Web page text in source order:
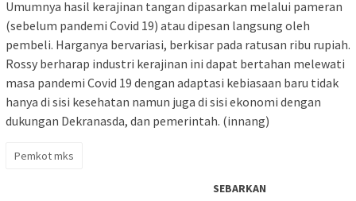
Umumnya hasil kerajinan tangan dipasarkan melalui pameran
(sebelum pandemi Covid 19) atau dipesan langsung oleh
pembeli. Harganya bervariasi, berkisar pada ratusan ribu rupiah.
Rossy berharap industri kerajinan ini dapat bertahan melewati
masa pandemi Covid 19 dengan adaptasi kebiasaan baru tidak
hanya di sisi kesehatan namun juga di sisi ekonomi dengan
dukungan Dekranasda, dan pemerintah. (innang)
Pemkot mks
SEBARKAN